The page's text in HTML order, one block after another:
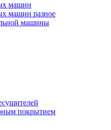
машин
машин разное
машины
покрытием